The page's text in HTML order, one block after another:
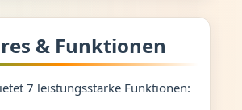
& Funktionen
7 leistungsstarke Funktionen: